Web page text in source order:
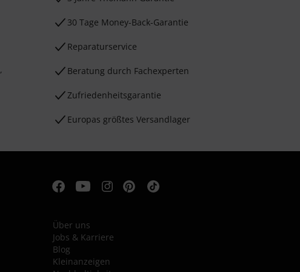
,
30 Tage Money-Back-Garantie
Reparaturservice
Beratung durch Fachexperten
Zufriedenheitsgarantie
Europas größtes Versandlager
Über uns
Jobs & Karriere
Blog
Kleinanzeigen